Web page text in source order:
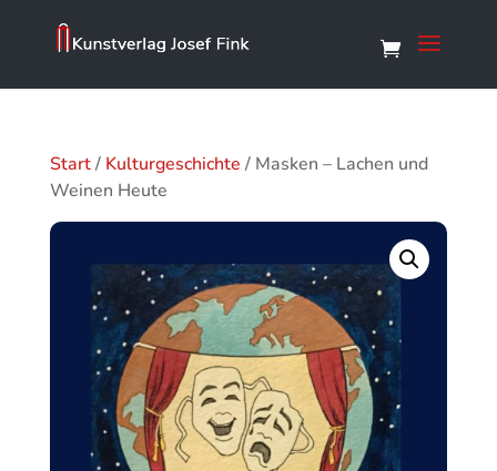
Start/ Kulturgeschichte / Masken – Lachen und
Weinen Heute